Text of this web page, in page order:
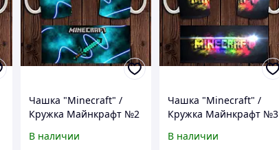
Чашка "Minecraft" /
Кружка Майнкрафт №2
В наличии
Чашка "Minecraft" /
Кружка Майнкрафт №3
В наличии